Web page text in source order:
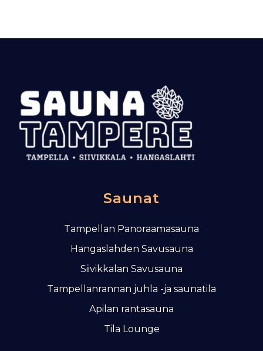
e
Saunat
Tampellan Panoraamasauna
Hangaslahden Savusauna
Siivikkalan Savusauna
Tampellanrannan juhla -ja saunatila
Apilan rantasauna
Tila Lounge